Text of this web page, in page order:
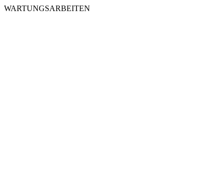
WARTUNGSARBEITEN